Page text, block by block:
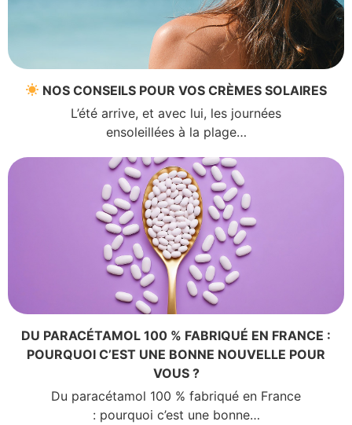
NOS CONSEILS POUR VOS CRÈMES SOLAIRES
L’été arrive, et avec lui, les journées
ensoleillées à la plage…
DU PARACÉTAMOL 100 % FABRIQUÉ EN FRANCE :
POURQUOI C’EST UNE BONNE NOUVELLE POUR
VOUS ?
Du paracétamol 100 % fabriqué en France
: pourquoi c’est une bonne…